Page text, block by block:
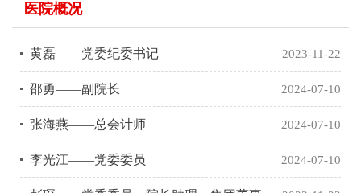
医院概况
2023-11-22
黄磊——党委纪委书记
2024-07-10
邵勇——副院长
2024-07-10
张海燕——总会计师
2024-07-10
李光江——党委委员